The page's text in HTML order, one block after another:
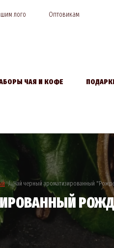
лого Оптовикам
ЧАЯ И КОФЕ
/  Чай черный ароматизированный